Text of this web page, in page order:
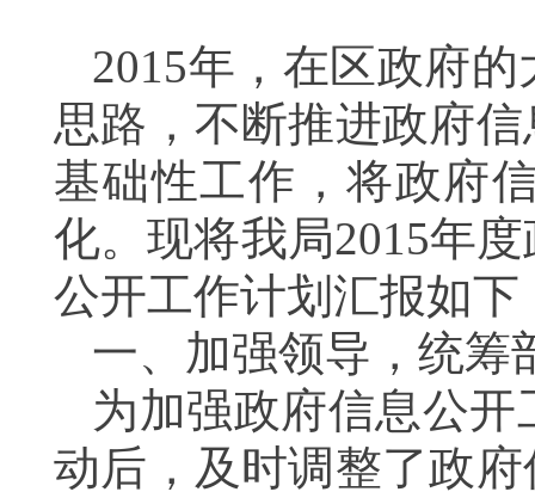
2015年，在区政府
思路，不断推进政府
基础性工作，将政府
化。现将我局2015年度
公开工作计划汇报如下
一、加强领导，统筹
为加强政府信息公
动后，及时调整了政